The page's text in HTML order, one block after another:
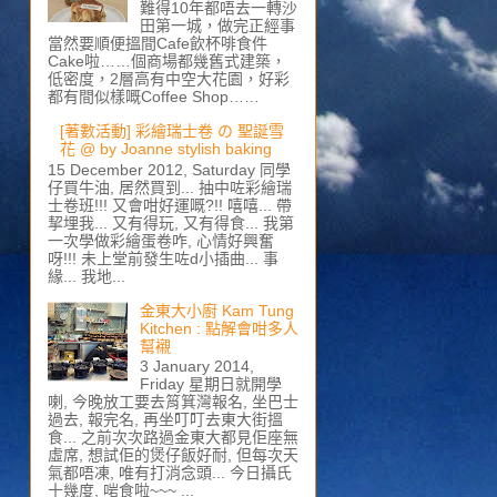
難得10年都唔去一轉沙
田第一城，做完正經事
當然要順便搵間Cafe飲杯啡食件
Cake啦……個商場都幾舊式建築，
低密度，2層高有中空大花園，好彩
都有間似樣嘅Coffee Shop……
[著數活動] 彩繪瑞士卷 の 聖誕雪
花 @ by Joanne stylish baking
15 December 2012, Saturday 同學
仔買牛油, 居然買到... 抽中咗彩繪瑞
士卷班!!! 又會咁好運嘅?!! 嘻嘻... 帶
挈埋我... 又有得玩, 又有得食... 我第
一次學做彩繪蛋卷咋, 心情好興奮
呀!!! 未上堂前發生咗d小插曲... 事
緣... 我地...
金東大小廚 Kam Tung
Kitchen : 點解會咁多人
幫襯
3 January 2014,
Friday 星期日就開學
喇, 今晚放工要去筲箕灣報名, 坐巴士
過去, 報完名, 再坐叮叮去東大街搵
食... 之前次次路過金東大都見佢座無
虛席, 想試佢的煲仔飯好耐, 但每次天
氣都唔凍, 唯有打消念頭... 今日攝氏
十幾度, 啱食啦~~~ ...